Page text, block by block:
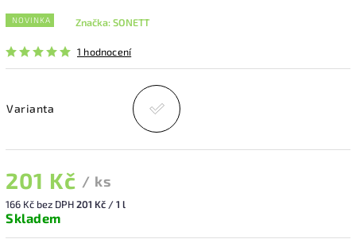
NOVINKA
1 hodnocení
Značka:SONETT
Varianta
201 Kč / ks
166 Kč bez DPH201 Kč / 1 l
Skladem